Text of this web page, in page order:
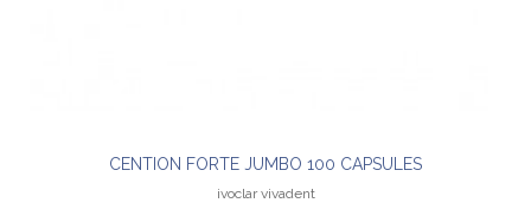
CENTION FORTE JUMBO 100 CAPSULES
ivoclar vivadent